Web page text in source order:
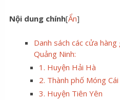
Nội dung chính[Ẩn]
Danh sách các cửa
Quảng Ninh:
1. Huyện Hải Hà
2. Thành phố Móng Cái
3. Huyện Tiên Yên